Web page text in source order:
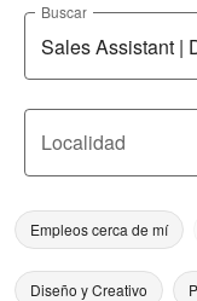
Buscar
Localidad
Empleos cerca de mí
Diseño y Creativo